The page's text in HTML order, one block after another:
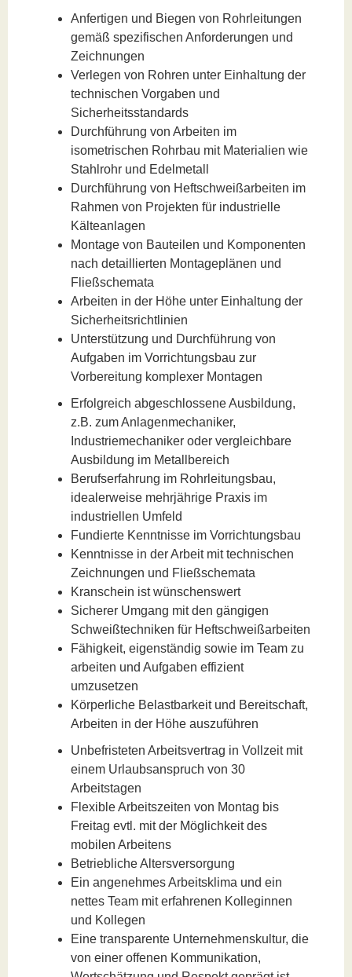
Anfertigen und Biegen von Rohrleitungen
gemäß spezifischen Anforderungen und
Zeichnungen
Verlegen von Rohren unter Einhaltung der
technischen Vorgaben und
Sicherheitsstandards
Durchführung von Arbeiten im
isometrischen Rohrbau mit Materialien wie
Stahlrohr und Edelmetall
Durchführung von Heftschweißarbeiten im
Rahmen von Projekten für industrielle
Kälteanlagen
Montage von Bauteilen und Komponenten
nach detaillierten Montageplänen und
Fließschemata
Arbeiten in der Höhe unter Einhaltung der
Sicherheitsrichtlinien
Unterstützung und Durchführung von
Aufgaben im Vorrichtungsbau zur
Vorbereitung komplexer Montagen
Erfolgreich abgeschlossene Ausbildung,
z.B. zum Anlagenmechaniker,
Industriemechaniker oder vergleichbare
Ausbildung im Metallbereich
Berufserfahrung im Rohrleitungsbau,
idealerweise mehrjährige Praxis im
industriellen Umfeld
Fundierte Kenntnisse im Vorrichtungsbau
Kenntnisse in der Arbeit mit technischen
Zeichnungen und Fließschemata
Kranschein ist wünschenswert
Sicherer Umgang mit den gängigen
Schweißtechniken für Heftschweißarbeiten
Fähigkeit, eigenständig sowie im Team zu
arbeiten und Aufgaben effizient
umzusetzen
Körperliche Belastbarkeit und Bereitschaft,
Arbeiten in der Höhe auszuführen
Unbefristeten Arbeitsvertrag in Vollzeit mit
einem Urlaubsanspruch von 30
Arbeitstagen
Flexible Arbeitszeiten von Montag bis
Freitag evtl. mit der Möglichkeit des
mobilen Arbeitens
Betriebliche Altersversorgung
Ein angenehmes Arbeitsklima und ein
nettes Team mit erfahrenen Kolleginnen
und Kollegen
Eine transparente Unternehmenskultur, die
von einer offenen Kommunikation,